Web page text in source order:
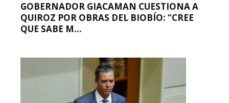
GOBERNADOR GIACAMAN CUESTIONA A
QUIROZ POR OBRAS DEL BIOBÍO: “CREE
QUE SABE M...